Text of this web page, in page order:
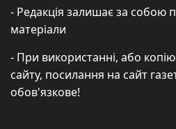
- Редакція залишає за собою
матеріали
- При використанні, або
сайту, посилання на сайт
обов'язкове!